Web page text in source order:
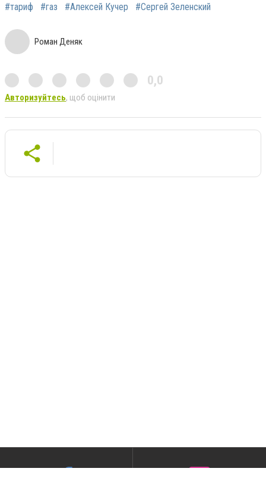
#тариф #газ #Алексей Кучер #Сергей Зеленский
Роман Деняк
0,0
Авторизуйтесь, щоб оцінити